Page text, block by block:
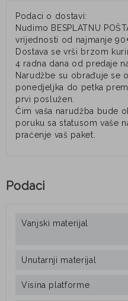
Podaci o dostavi:
Nudimo BESPLATNU
vrijednosti od najmanje
Dostava se vrši brzom
4 radna dana od predaje
Narudžbe su obrađuje se
ponedjeljka do petka
prvi poslužen.
Čim vaša narudžba bude
poruku sa statusom vaše
praćenje vaš paket.
Podaci
Vanjski materijal
Unutarnji materijal
Visina platforme